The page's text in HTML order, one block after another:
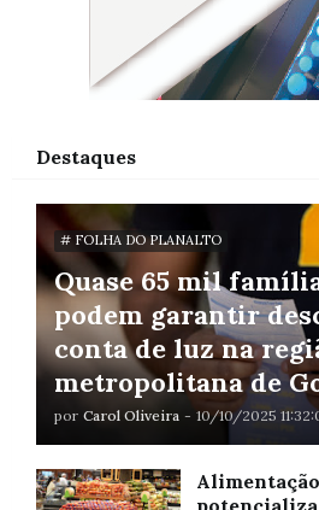
Destaques
# FOLHA DO PLANALTO
Quase 65 mil
podem garantir
conta de luz na
metropolitana de
por Carol Oliveira - 10/10/2025